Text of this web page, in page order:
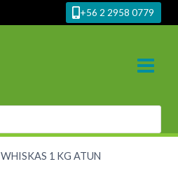
+56 2 2958 0779
WHISKAS 1 KG ATUN